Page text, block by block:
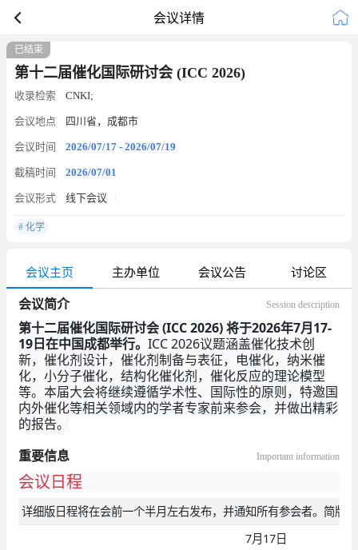
会议详情
已结束
第十二届催化国际研讨会 (ICC 2026)
收录检索 CNKI;
会议地点 四川省，成都市
会议时间 2026/07/17 - 2026/07/19
截稿时间 2026/07/01
会议形式 线下会议
# 化学
会议主页 主办单位 会议公告 讨论区
会议简介 Session description
第十二届催化国际研讨会 (ICC 2026) 将于2026年7月17-
19日在中国成都举行。ICC 2026议题涵盖催化技术创
新，催化剂设计，催化剂制备与表征，电催化，纳米催
化，小分子催化，结构化催化剂，催化反应的理论模型
等。本届大会将继续遵循学术性、国际性的原则，特邀国
内外催化等相关领域内的学者专家前来参会，并做出精彩
的报告。
重要信息 Important information
会议日程
详细版日程将在会前一个半月左右发布，并通知所有参会者。简版
7月17日